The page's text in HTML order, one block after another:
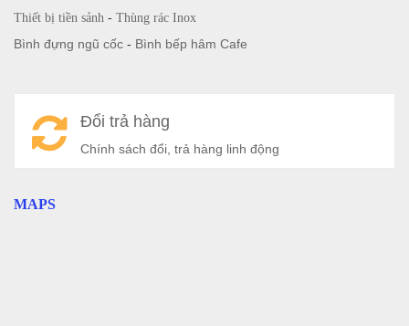
Thiết bị tiền sảnh - Thùng rác Inox
Bình đựng ngũ cốc - Bình bếp hâm Cafe
Đổi trả hàng
Chính sách đổi, trả hàng linh động
MAPS